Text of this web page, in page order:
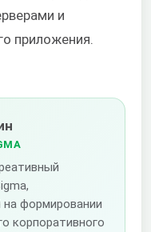
и
приложения.
формировании
корпоративного